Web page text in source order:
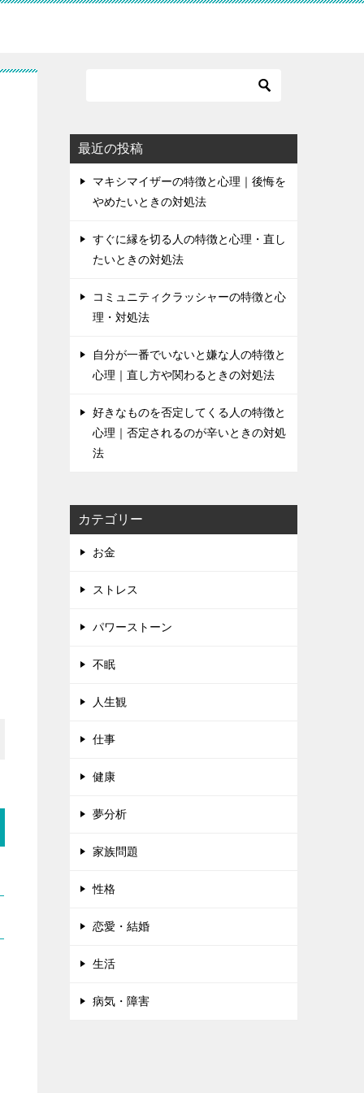
最近の投稿
マキシマイザーの特徴と心理｜後悔を
やめたいときの対処法
すぐに縁を切る人の特徴と心理・直し
たいときの対処法
コミュニティクラッシャーの特徴と心
理・対処法
自分が一番でいないと嫌な人の特徴と
心理｜直し方や関わるときの対処法
好きなものを否定してくる人の特徴と
心理｜否定されるのが辛いときの対処
法
カテゴリー
お金
ストレス
パワーストーン
不眠
人生観
仕事
健康
夢分析
家族問題
性格
恋愛・結婚
生活
病気・障害